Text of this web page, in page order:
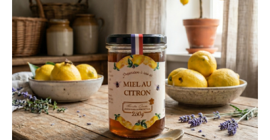
En savoir plus sur notre
production de miel 🍯